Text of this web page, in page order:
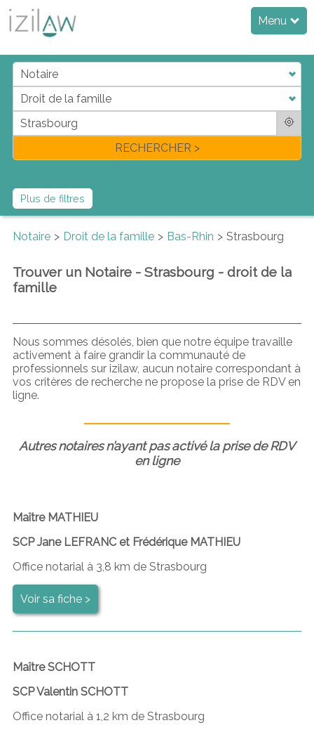
Menu
jdadi
fl
RECHERCHER >
Plus de filtres
Notaire Droit de la famille Bas-Rhin Strasbourg
Trouver un Notaire - Strasbourg - droit de la
famille
Nous sommes désolés, bien que notre équipe travaille
activement à faire grandir la communauté de
professionnels sur izilaw, aucun notaire correspondant à
vos critères de recherche ne propose la prise de RDV en
ligne.
Autres notaires n’ayant pas activé la prise de RDV
en ligne
Maître MATHIEU
SCP Jane LEFRANC et Frédérique MATHIEU
Office notarial à 3,8 km de Strasbourg
Voir sa fiche >
Maître SCHOTT
SCP Valentin SCHOTT
Office notarial à 1,2 km de Strasbourg